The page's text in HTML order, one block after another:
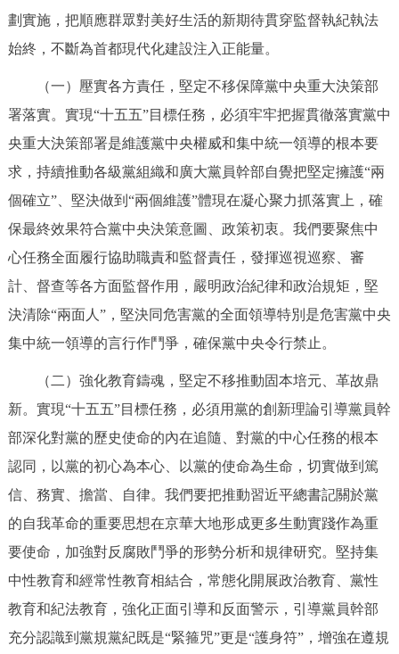
劃實施，把順應群眾對美好生活的新期待貫穿監督執紀執法
始終，不斷為首都現代化建設注入正能量。
（一）壓實各方責任，堅定不移保障黨中央重大決策部
署落實。實現“十五五”目標任務，必須牢牢把握貫徹落實黨中
央重大決策部署是維護黨中央權威和集中統一領導的根本要
求，持續推動各級黨組織和廣大黨員幹部自覺把堅定擁護“兩
個確立”、堅決做到“兩個維護”體現在凝心聚力抓落實上，確
保最終效果符合黨中央決策意圖、政策初衷。我們要聚焦中
心任務全面履行協助職責和監督責任，發揮巡視巡察、審
計、督查等各方面監督作用，嚴明政治紀律和政治規矩，堅
決清除“兩面人”，堅決同危害黨的全面領導特別是危害黨中央
集中統一領導的言行作鬥爭，確保黨中央令行禁止。
（二）強化教育鑄魂，堅定不移推動固本培元、革故鼎
新。實現“十五五”目標任務，必須用黨的創新理論引導黨員幹
部深化對黨的歷史使命的內在追隨、對黨的中心任務的根本
認同，以黨的初心為本心、以黨的使命為生命，切實做到篤
信、務實、擔當、自律。我們要把推動習近平總書記關於黨
的自我革命的重要思想在京華大地形成更多生動實踐作為重
要使命，加強對反腐敗鬥爭的形勢分析和規律研究。堅持集
中性教育和經常性教育相結合，常態化開展政治教育、黨性
教育和紀法教育，強化正面引導和反面警示，引導黨員幹部
充分認識到黨規黨紀既是“緊箍咒”更是“護身符”，增強在遵規